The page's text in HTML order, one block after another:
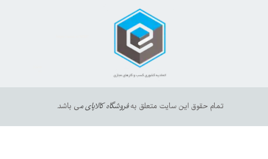
تمام حقوق این سایت متعلق بهفروشگاه کالاپای می باشد.